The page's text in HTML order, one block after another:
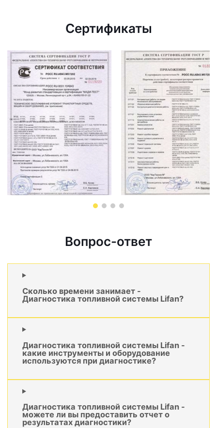
Сертификаты
Вопрос-ответ
Сколько времени занимает -
Диагностика топливной системы Lifan?
Диагностика топливной системы Lifan -
какие инструменты и оборудование
используются при диагностике?
Диагностика топливной системы Lifan -
можете ли вы предоставить отчет о
результатах диагностики?